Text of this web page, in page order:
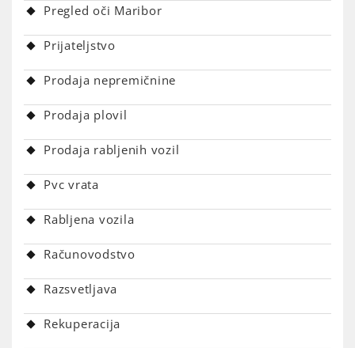
Pregled oči Maribor
Prijateljstvo
Prodaja nepremičnine
Prodaja plovil
Prodaja rabljenih vozil
Pvc vrata
Rabljena vozila
Računovodstvo
Razsvetljava
Rekuperacija